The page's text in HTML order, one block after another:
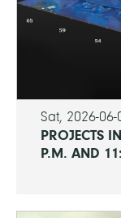
Sat, 2026-
PROJECTS
P.M. AND